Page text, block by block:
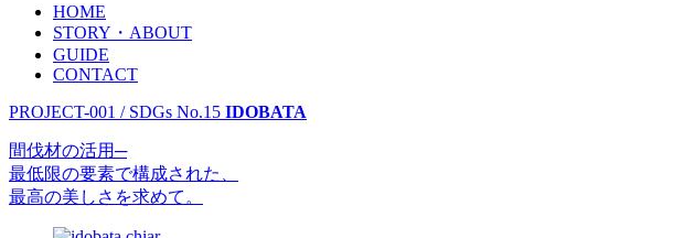
HOME
STORY・ABOUT
GUIDE
CONTACT
PROJECT-001 / SDGs No.15 IDOBATA
間伐材の活用─
最低限の要素で構成された、
最高の美しさを求めて 。